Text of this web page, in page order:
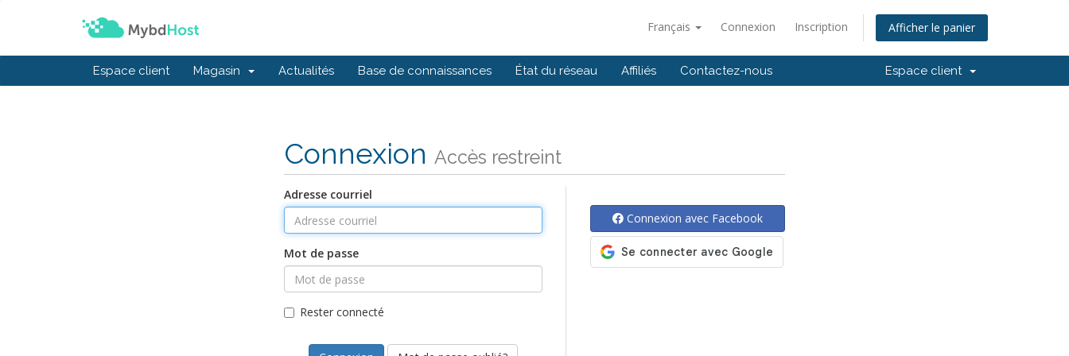
Français Connexion Inscription Afficher le panier
Espace client Magasin Actualités Base de connaissances État du réseau Affiliés Contactez-nous Espace client
Connexion Accès restreint
Adresse courriel
Mot de passe
Rester connecté
Connexion avec Facebook